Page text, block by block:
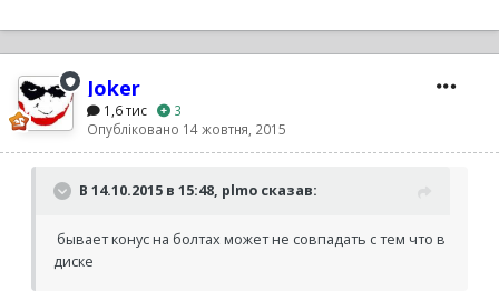
Joker
1,6 тис
3
Опубліковано 14 жовтня, 2015
В 14.10.2015 в 15:48, plmo сказав:
бывает конус на болтах может не совпадать с тем что в
диске